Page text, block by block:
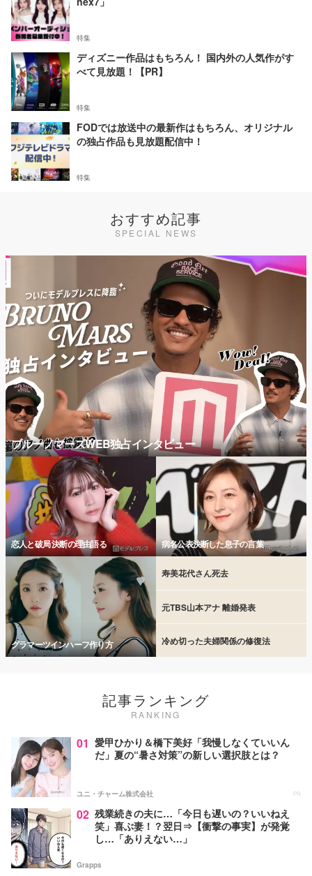
特集
ディズニー作品はもちろん！ 国内外の人気作がす
べて見放題！【PR】
特集
FODでは放送中の最新作はもちろん、オリジナル
の独占作品も見放題配信中！
特集
おすすめ記事
SPECIAL NEWS
ブルーノマーズWEB独占インタビュー
恋人と破局 決断の理由語る 病名公表決断した息子の言葉
グラマーツインハーフ作り方
寿美花代さん死去
元TBS山本アナ 離婚発表
冷め切った夫婦関係の修復法
記事ランキング
RANKING
01 愛甲ひかり＆橋下美好「我慢しなくていいん
だ」夏の“暑さ対策”の新しい選択肢とは？
ユニ・チャーム株式会社 PR
02 残業続きの夫に…「今日も遅いの？いいねえ
笑」喜ぶ妻！？翌日⇒【衝撃の事実】が発覚
し…「ありえない…」
Grapps